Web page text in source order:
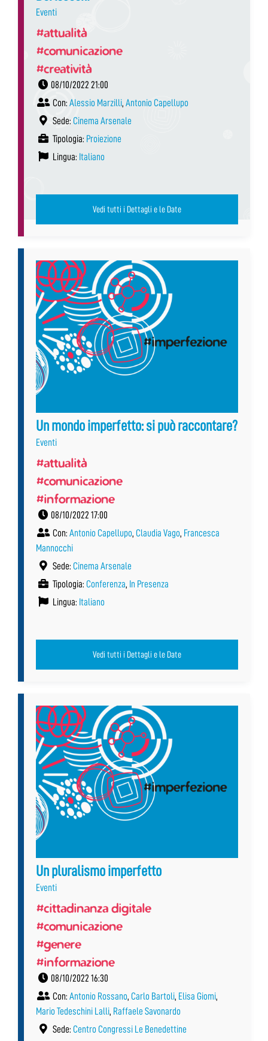
Eventi
#attualità
#comunicazione
#creatività
08/10/2022 21:00
Con: Alessio Marzilli, Antonio Capellupo
Sede: Cinema Arsenale
Tipologia: Proiezione
Lingua: Italiano
Vedi tutti i Dettagli e le Date
Un mondo imperfetto: si può raccontare?
Eventi
#attualità
#comunicazione
#informazione
08/10/2022 17:00
Con: Antonio Capellupo, Claudia Vago, Francesca
Mannocchi
Sede: Cinema Arsenale
Tipologia: Conferenza, In Presenza
Lingua: Italiano
Vedi tutti i Dettagli e le Date
Un pluralismo imperfetto
Eventi
#cittadinanza digitale
#comunicazione
#genere
#informazione
08/10/2022 16:30
Con: Antonio Rossano, Carlo Bartoli, Elisa Giomi,
Mario Tedeschini Lalli, Raffaele Savonardo
Sede: Centro Congressi Le Benedettine